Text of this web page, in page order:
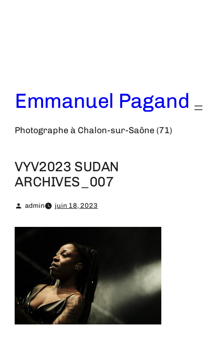
Emmanuel Pagand
Photographe à Chalon-sur-Saône (71)
VYV2023 SUDAN
ARCHIVES_007
admin juin 18, 2023